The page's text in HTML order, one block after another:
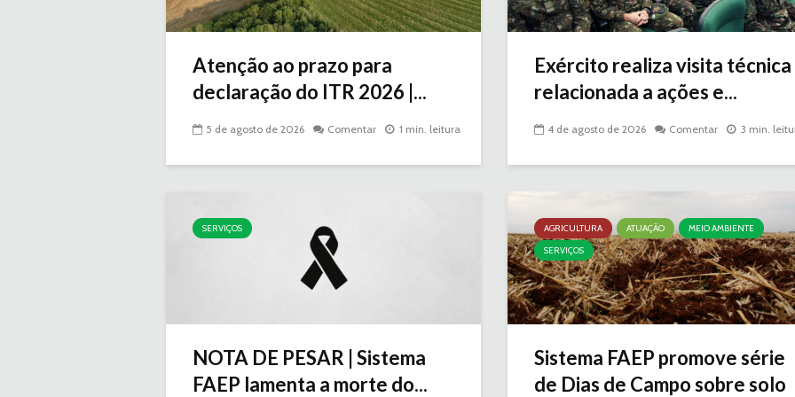
Atenção ao prazo para
declaração do ITR 2026 |...
5 de agosto de 2026 Comentar 1 min. leitura
Exército realiza visita técnica
relacionada a ações e...
4 de agosto de 2026 Comentar 3 min.
SERVIÇOS
NOTA DE PESAR | Sistema
FAEP lamenta a morte do...
AGRICULTURA ATUAÇÃO
MEIO AMBIENTE
SERVIÇOS
Sistema FAEP promove série
de Dias de Campo sobre solo